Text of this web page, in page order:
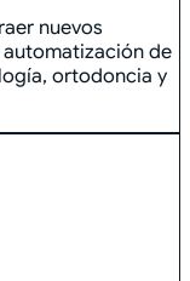
nuevos
de
ortodoncia y